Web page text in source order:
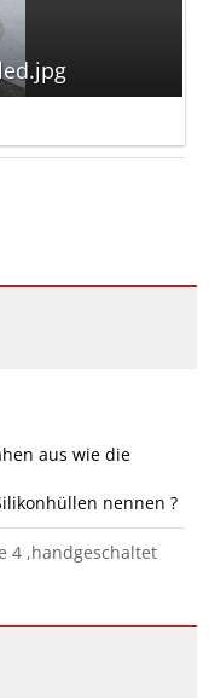
aus wie die
nennen ?
4 ,handgeschaltet